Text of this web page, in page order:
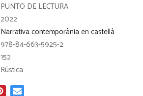
PUNTO DE LECTURA
2022
Narrativa contemporània en castellà
978-84-663-5925-2
152
Rústica